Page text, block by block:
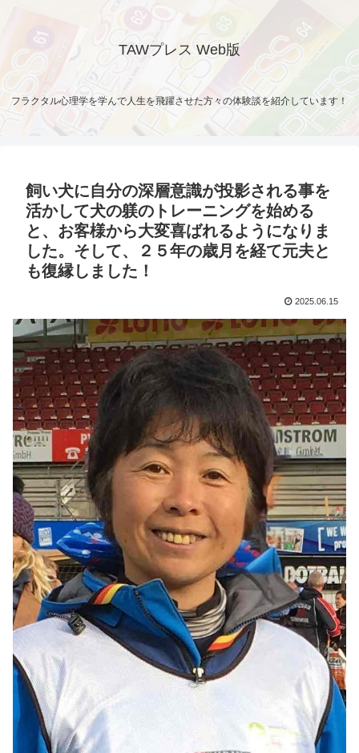
TAWプレス Web版
フラクタル心理学を学んで人生を飛躍させた方々の体験談を紹介しています！
飼い犬に自分の深層意識が投影される事を
活かして犬の躾のトレーニングを始める
と、お客様から大変喜ばれるようになりま
した。そして、２５年の歳月を経て元夫と
も復縁しました！
2025.06.15